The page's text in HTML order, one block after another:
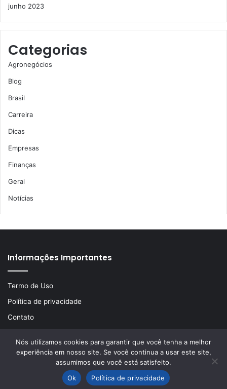
junho 2023
Categorias
Agronegócios
Blog
Brasil
Carreira
Dicas
Empresas
Finanças
Geral
Notícias
Informações Importantes
Termo de Uso
Política de privacidade
Contato
© Copyright 2026, Todos os direitos reservados | Desenvolvido
porLA Comunicações
Nós utilizamos cookies para garantir que você tenha a melhor
experiência em nosso site. Se você continua a usar este site,
assumimos que você está satisfeito.
Ok
Política de privacidade